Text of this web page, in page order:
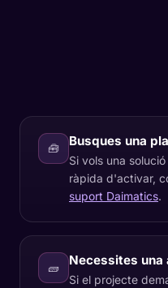
🧰 Busques una
Si vols una
ràpida d'activar,
suport Daimatics.
🧱 Necessites una
Si el projecte